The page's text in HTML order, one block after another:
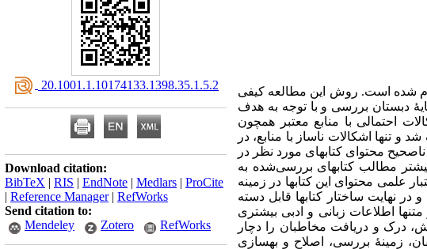
شده است. روش این مطالعه کیفی
دبستان بررسی و با توجه به هدف
احتمالی با منابع معتبر همچون
تنها اشکالات ناساز با منابع، در
محتوای کتابهای مورد نظر در
مطالب کتابهای بررسی­‌شده به
محتوای این کتابها در زمینه­‌
در نهایت ساختار کتابها قابل دسته­‌
اطلاعات زبانی و ادبی بیشتری
درک و دریافت مخاطبان را دچار
زمینۀ بررسی، اصلاح و بهسازی
‎ 20.1001.1.10174133.1398.35.1.5.2
Download citation:
BibTeX | RIS | EndNote | Medlars | ProCite
| Reference Manager| RefWorks
Send citation to:
Mendeley
Zotero RefWorks